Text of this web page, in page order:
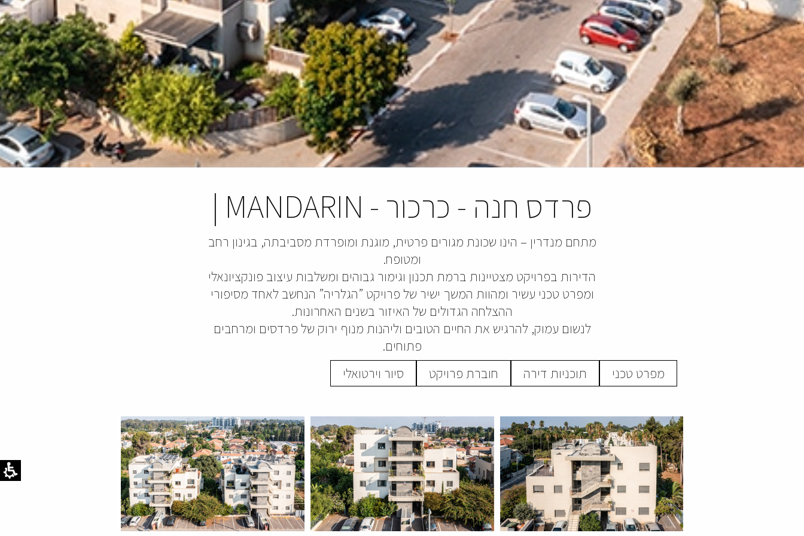
פרדס חנה - כרכור -
MANDARIN
|
מתחם מנדרין – הינו שכונת מגורים פרטית, מוגנת ומופרדת מסביבתה, בגינון רחב
ומטופח.
הדירות בפרויקט מצטיינות ברמת תכנון וגימור גבוהים ומשלבות עיצוב פונקציונאלי
ומפרט טכני עשיר ומהוות המשך ישיר של פרויקט ”הגלריה” הנחשב לאחד מסיפורי
ההצלחה הגדולים של האיזור בשנים האחרונות.
לנשום עמוק, להרגיש את החיים הטובים וליהנות מנוף ירוק של פרדסים ומרחבים
פתוחים.
מפרט טכני
תוכניות דירה חוברת פרויקט סיור וירטואלי